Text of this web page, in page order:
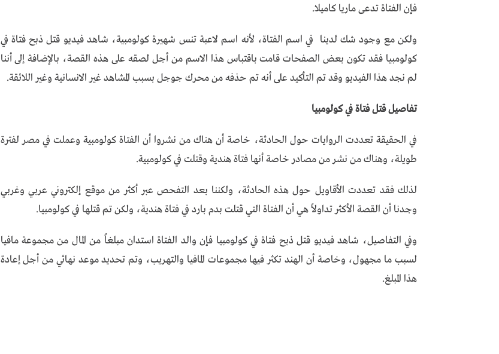
فإن الفتاة تدعى ماريا كاميلا.
ولكن مع وجود شك لدينا في اسم الفتاة، لأنه اسم لاعبة تنس شهيرة كولومبية، شاهد فيديو قتل ذبح فتاة في
كولومبيا فقد تكون بعض الصفحات قامت باقتباس هذا الاسم من أجل لصقه على هذه القصة، بالإضافة إلى أننا
لم نجد هذا الفيديو وقد تم التأكيد على أنه تم حذفه من محرك جوجل بسبب المشاهد غير الانسانية وغير اللائقة.
تفاصيل قتل فتاة في كولومبيا
في الحقيقة تعددت الروايات حول الحادثة، خاصة أن هناك من نشروا أن الفتاة كولومبية وعملت في مصر لفترة
طويلة، وهناك من نشر من مصادر خاصة أنها فتاة هندية وقتلت في كولومبية.
لذلك فقد تعددت الأقاويل حول هذه الحادثة، ولكننا بعد التفحص عبر أكثر من موقع إلكتروني عربي وغربي
وجدنا أن القصة الأكثر تداولاً هي أن الفتاة التي قتلت بدم بارد في فتاة هندية، ولكن تم قتلها في كولومبيا.
وفي التفاصيل، شاهد فيديو قتل ذبح فتاة في كولومبيا فإن والد الفتاة استدان مبلغاً من المال من مجموعة مافيا
لسبب ما مجهول، وخاصة أن الهند تكثر فيها مجموعات المافيا والتهريب، وتم تحديد موعد نهائي من أجل إعادة
هذا المبلغ.